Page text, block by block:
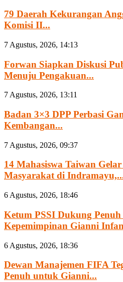
79 Daerah Kekurangan
Komisi II...
7 Agustus, 2026, 14:13
Forwan Siapkan Diskusi
Menuju Pengakuan...
7 Agustus, 2026, 13:11
Badan 3×3 DPP Perbasi
Kembangan...
7 Agustus, 2026, 09:37
14 Mahasiswa Taiwan
Masyarakat di
6 Agustus, 2026, 18:46
Ketum PSSI Dukung
Kepemimpinan Gianni
6 Agustus, 2026, 18:36
Dewan Manajemen FIFA
Penuh untuk Gianni...